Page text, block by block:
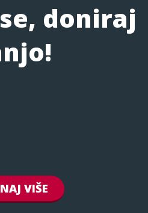
doniraj
VIŠE